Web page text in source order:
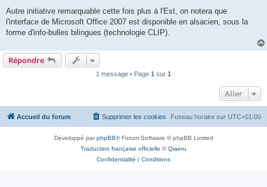
Autre initiative remarquable cette fois plus à l'Est, on notera que
l'interface de Microsoft Office 2007 est disponible en alsacien, sous la
forme d'info-bulles bilingues (technologie CLIP).
Répondre
1 message • Page 1 sur 1
Aller
Accueil du forum Fuseau horaire sur UTC+01:00
Supprimer les cookies
Développé parphpBB® Forum Software © phpBB Limited
Traduction française officielle ©Qiaeru
Confidentialité | Conditions